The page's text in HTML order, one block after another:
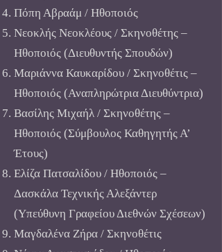
Πόπη Αβραάμ / Ηθοποιός
Νεοκλής Νεοκλέους / Σκηνοθέτης –
Ηθοποιός (Διευθυντής Σπουδών)
Μαριάννα Καυκαρίδου / Σκηνοθέτις –
Ηθοποιός (Αναπληρώτρια Διευθύντρια)
Βασίλης Μιχαήλ / Σκηνοθέτης –
Ηθοποιός (Σύμβουλος Καθηγητής Α’
Έτους)
Ελίζα Πατσαλίδου / Ηθοποιός –
Δασκάλα Τεχνικής Αλεξάντερ
(Υπεύθυνη Γραφείου Διεθνών Σχέσεων)
Μαγδαλένα Ζήρα / Σκηνοθέτις